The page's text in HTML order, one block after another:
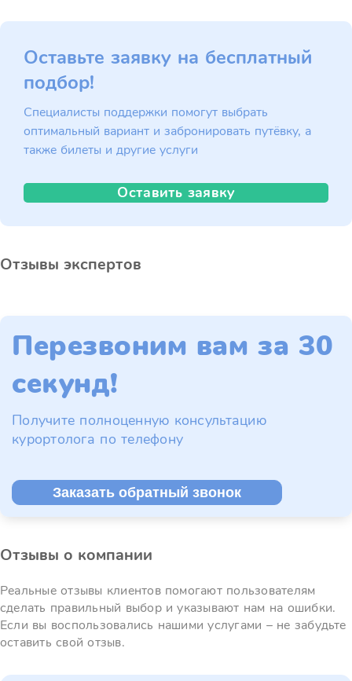
Оставьте заявку на бесплатный
подбор!
Специалисты поддержки помогут выбрать
оптимальный вариант и забронировать путёвку, а
также билеты и другие услуги
Оставить заявку
Отзывы экспертов
Перезвоним вам за 30
секунд!
Получите полноценную консультацию
курортолога по телефону
Заказать обратный звонок
Отзывы о компании
Реальные отзывы клиентов помогают пользователям
сделать правильный выбор и указывают нам на ошибки.
Если вы воспользовались нашими услугами – не забудьте
оставить свой отзыв.